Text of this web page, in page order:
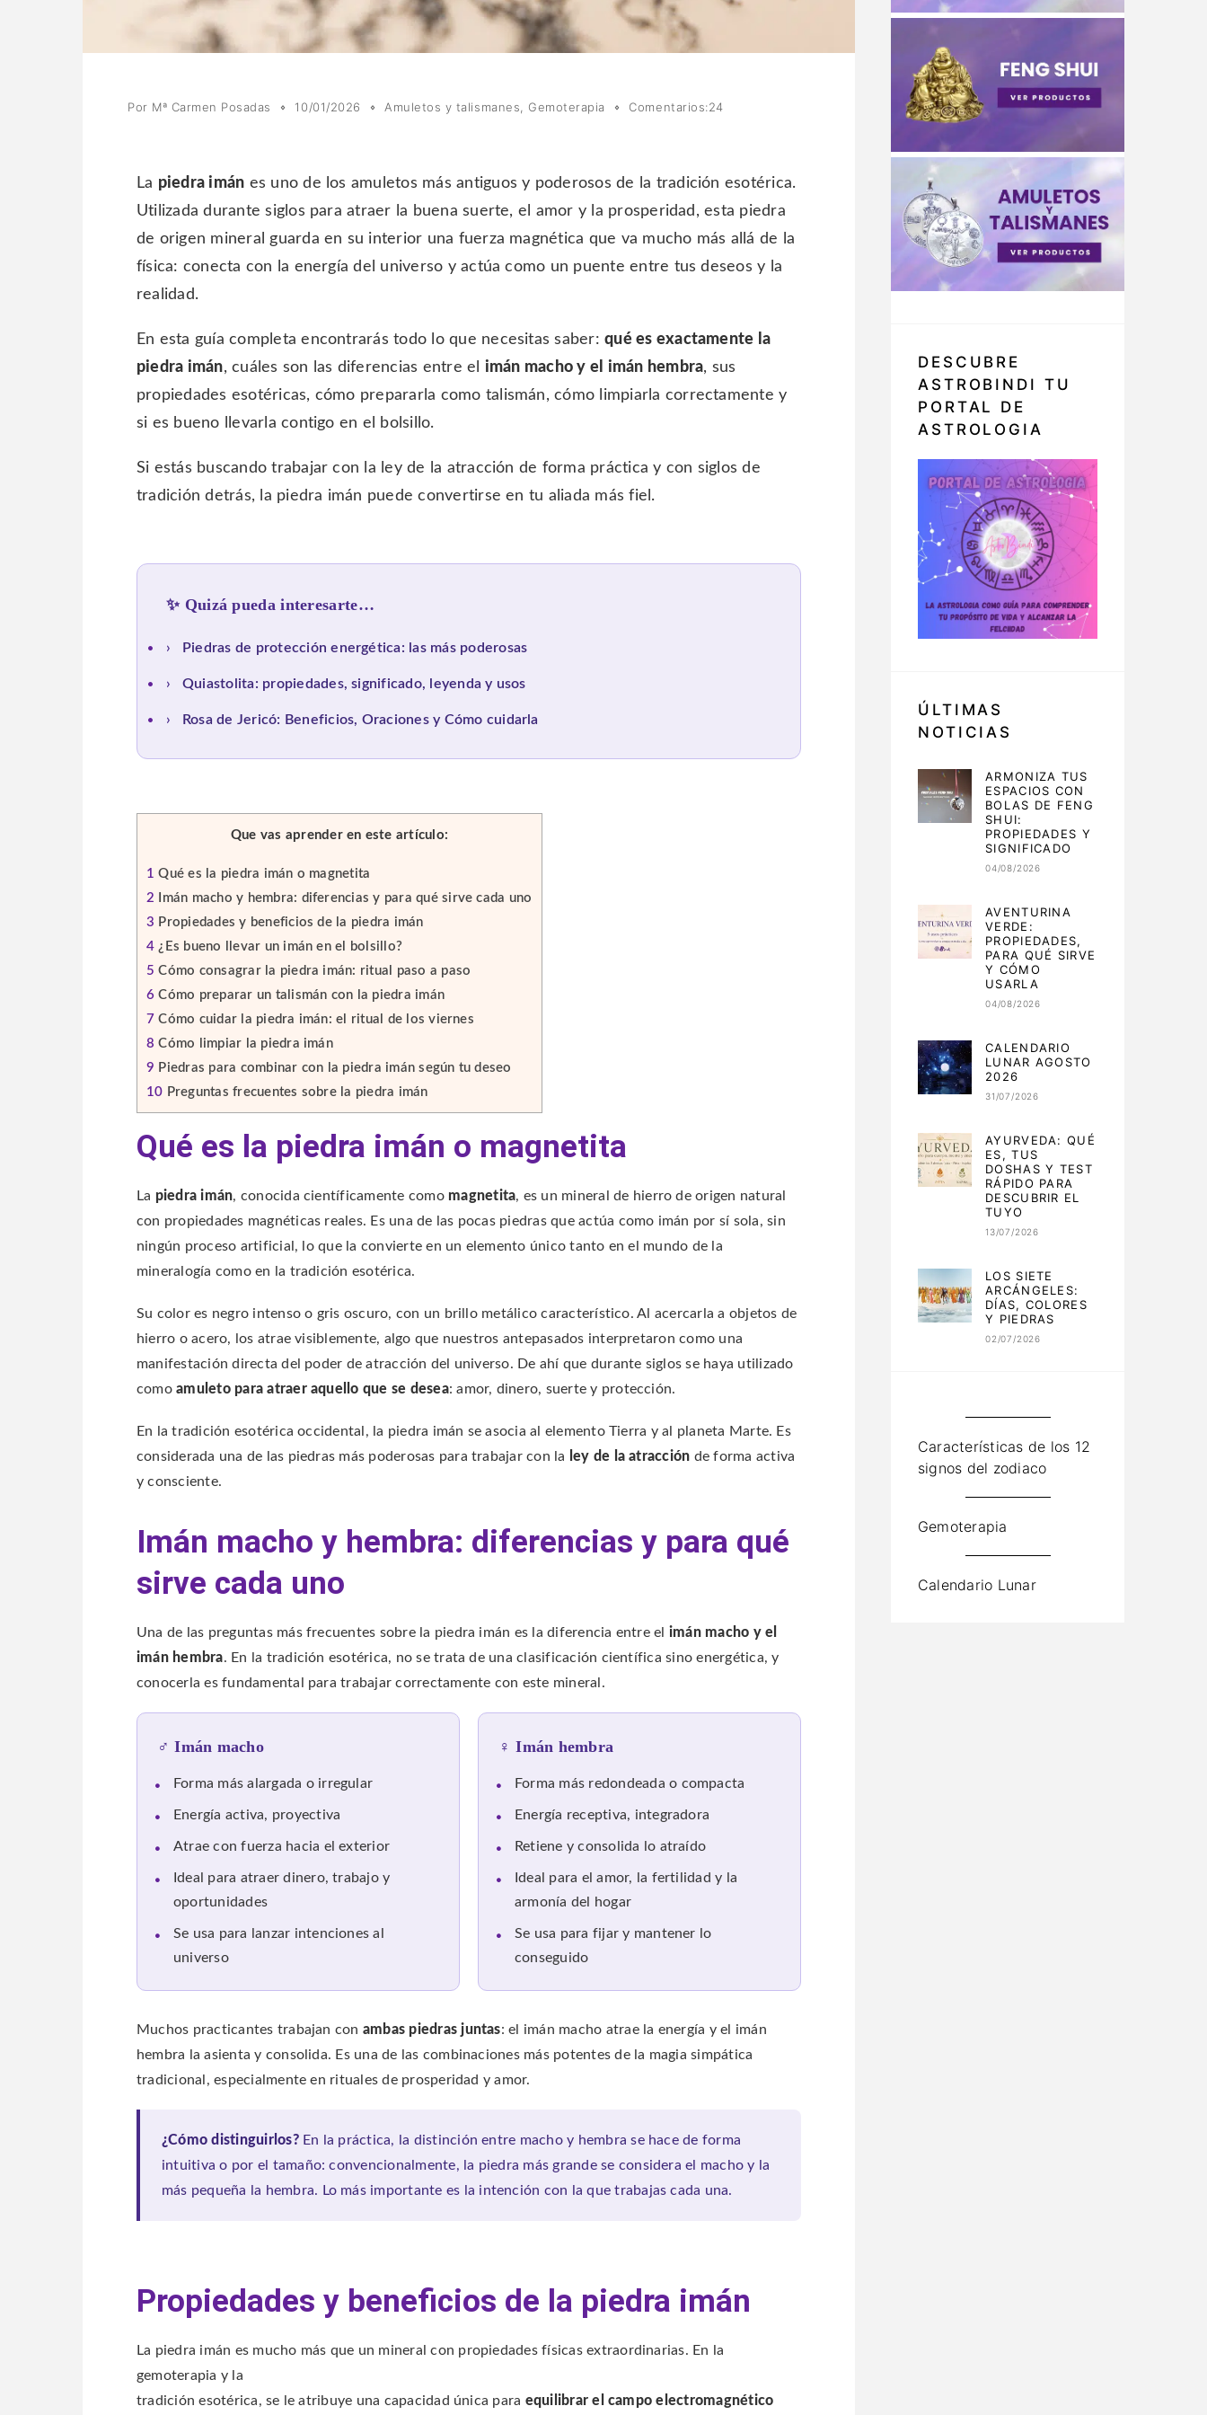
Por Mª Carmen Posadas 10/01/2026 Amuletos y talismanes Gemoterapia Comentarios:24
La piedra imán es uno de los amuletos más antiguos y poderosos de la tradición esotérica.
Utilizada durante siglos para atraer la buena suerte, el amor y la prosperidad, esta piedra
de origen mineral guarda en su interior una fuerza magnética que va mucho más allá de la
física: conecta con la energía del universo y actúa como un puente entre tus deseos y la
realidad.
En esta guía completa encontrarás todo lo que necesitas saber:qué es exactamente la
piedra imán, cuáles son las diferencias entre el imán macho y el imán hembra, sus
propiedades esotéricas, cómo prepararla como talismán, cómo limpiarla correctamente y
si es bueno llevarla contigo en el bolsillo.
Si estás buscando trabajar con la ley de la atracción de forma práctica y con siglos de
tradición detrás, la piedra imán puede convertirse en tu aliada más fiel.
✨ Quizá pueda interesarte…
› Piedras de protección energética: las más poderosas
› Quiastolita: propiedades, significado, leyenda y usos
› Rosa de Jericó: Beneficios, Oraciones y Cómo cuidarla
Que vas aprender en este artículo:
1 Qué es la piedra imán o magnetita
2 Imán macho y hembra: diferencias y para qué sirve cada uno
3 Propiedades y beneficios de la piedra imán
4 ¿Es bueno llevar un imán en el bolsillo?
5 Cómo consagrar la piedra imán: ritual paso a paso
6 Cómo preparar un talismán con la piedra imán
7 Cómo cuidar la piedra imán: el ritual de los viernes
8 Cómo limpiar la piedra imán
9 Piedras para combinar con la piedra imán según tu deseo
10 Preguntas frecuentes sobre la piedra imán
Qué es la piedra imán o magnetita
La piedra imán, conocida científicamente como magnetita, es un mineral de hierro de origen natural
con propiedades magnéticas reales. Es una de las pocas piedras que actúa como imán por sí sola, sin
ningún proceso artificial, lo que la convierte en un elemento único tanto en el mundo de la
mineralogía como en la tradición esotérica.
Su color es negro intenso o gris oscuro, con un brillo metálico característico. Al acercarla a objetos de
hierro o acero, los atrae visiblemente, algo que nuestros antepasados interpretaron como una
manifestación directa del poder de atracción del universo. De ahí que durante siglos se haya utilizado
comoamuleto para atraer aquello que se desea: amor, dinero, suerte y protección.
En la tradición esotérica occidental, la piedra imán se asocia al elemento Tierra y al planeta Marte. Es
considerada una de las piedras más poderosas para trabajar con la
ley de la atracción de forma activa
y consciente.
Imán macho y hembra: diferencias y para qué
sirve cada uno
Una de las preguntas más frecuentes sobre la piedra imán es la diferencia entre el imán macho y el
imán hembra. En la tradición esotérica, no se trata de una clasificación científica sino energética, y
conocerla es fundamental para trabajar correctamente con este mineral.
♂ Imán macho
Forma más alargada o irregular
Energía activa, proyectiva
Atrae con fuerza hacia el exterior
Ideal para atraer dinero, trabajo y
oportunidades
Se usa para lanzar intenciones al
universo
♀ Imán hembra
Forma más redondeada o compacta
Energía receptiva, integradora
Retiene y consolida lo atraído
Ideal para el amor, la fertilidad y la
armonía del hogar
Se usa para fijar y mantener lo
conseguido
Muchos practicantes trabajan con ambas piedras juntas: el imán macho atrae la energía y el imán
hembra la asienta y consolida. Es una de las combinaciones más potentes de la magia simpática
tradicional, especialmente en rituales de prosperidad y amor.
¿Cómo distinguirlos?En la práctica, la distinción entre macho y hembra se hace de forma
intuitiva o por el tamaño: convencionalmente, la piedra más grande se considera el macho y la
más pequeña la hembra. Lo más importante es la intención con la que trabajas cada una.
Propiedades y beneficios de la piedra imán
La piedra imán es mucho más que un mineral con propiedades físicas extraordinarias. En la
gemoterapia y la
tradición esotérica, se le atribuye una capacidad única para equilibrar el campo electromagnético
DESCUBRE
ASTROBINDI TU
PORTAL DE
ASTROLOGIA
ÚLTIMAS
NOTICIAS
ARMONIZA TUS
ESPACIOS CON
BOLAS DE FENG
SHUI:
PROPIEDADES Y
SIGNIFICADO
04/08/2026
AVENTURINA
VERDE:
PROPIEDADES,
PARA QUÉ SIRVE
Y CÓMO
USARLA
04/08/2026
CALENDARIO
LUNAR AGOSTO
2026
31/07/2026
AYURVEDA: QUÉ
ES, TUS
DOSHAS Y TEST
RÁPIDO PARA
DESCUBRIR EL
TUYO
13/07/2026
LOS SIETE
ARCÁNGELES:
DÍAS, COLORES
Y PIEDRAS
02/07/2026
Características de los 12
signos del zodiaco
Gemoterapia
Calendario Lunar